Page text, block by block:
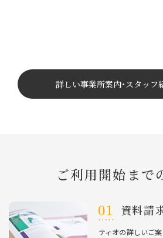
詳しい事業所案内･スタッフ
ご利⽤開始まで
資料請
ティオの詳しいご